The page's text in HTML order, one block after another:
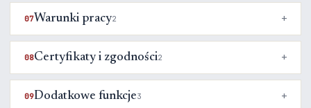
07Warunki pracy2
08Certyfikaty i zgodności2
09Dodatkowe funkcje3